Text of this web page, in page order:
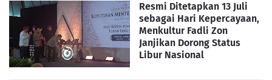
Resmi Ditetapkan 13 Juli
sebagai Hari Kepercayaan,
Menkultur Fadli Zon
Janjikan Dorong Status
Libur Nasional